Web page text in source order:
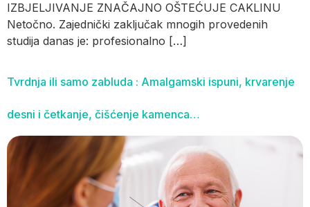
IZBJELJIVANJE ZNAČAJNO OŠTEĆUJE CAKLINU
Netočno. Zajednički zaključak mnogih provedenih
studija danas je: profesionalno […]
Tvrdnja ili samo zabluda : Amalgamski ispuni, krvarenje
desni i četkanje, čišćenje kamenca…